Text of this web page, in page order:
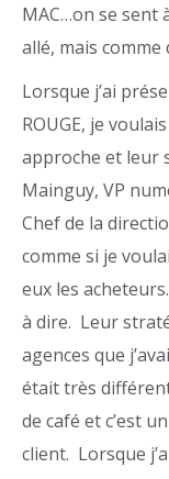
MAC…on se sent
allé, mais comme
Lorsque j’ai
ROUGE, je
approche et leur
Mainguy, VP
Chef de la
comme si je
eux les
à dire. Leur
agences que
était très
de café et c’est
client. Lorsque